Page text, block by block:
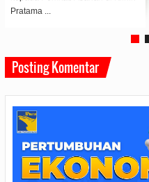
BPMI Setpres/Lail...
Posting Komentar